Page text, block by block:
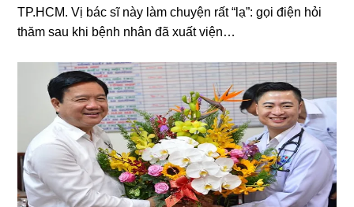
TP.HCM. Vị bác ѕĩ này làm chuyện rất “lạ”: ɡọi điện hỏi
thăm ѕau khi bệnh nhân đã xuất viện…